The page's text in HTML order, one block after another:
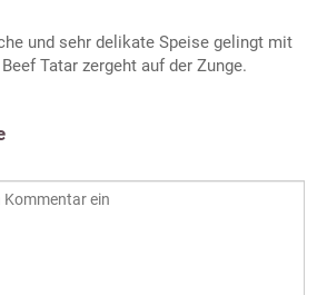
und sehr delikate Speise gelingt mit
Tatar zergeht auf der Zunge.